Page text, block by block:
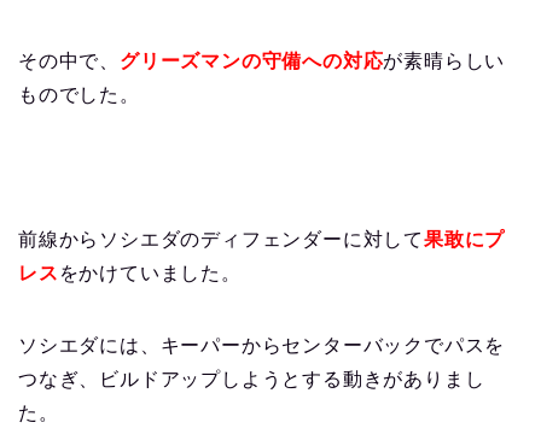
その中で、 グリーズマンの守備への対応が素晴らしい
ものでした。
前線からソシエダのディフェンダーに対して果敢にプ
レス をかけていました。
ソシエダには、キーパーからセンターバックでパスを
つなぎ、ビルドアップしようとする動きがありまし
た。